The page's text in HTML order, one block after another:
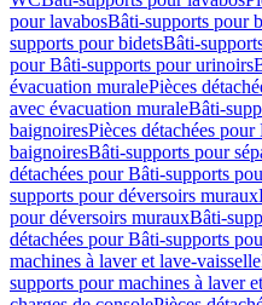
pour lavabosBâti-supports pour
supports pour bidetsBâti-
pour Bâti-supports pour urinoirs
évacuation muralePièces
avec évacuation muraleBâti-
baignoiresPièces détachées
baignoiresBâti-supports pour
détachées pour Bâti-supports
supports pour déversoirs muraux
pour déversoirs murauxBâti-
détachées pour Bâti-supports
machines à laver et lave-vaisselle
supports pour machines à laver